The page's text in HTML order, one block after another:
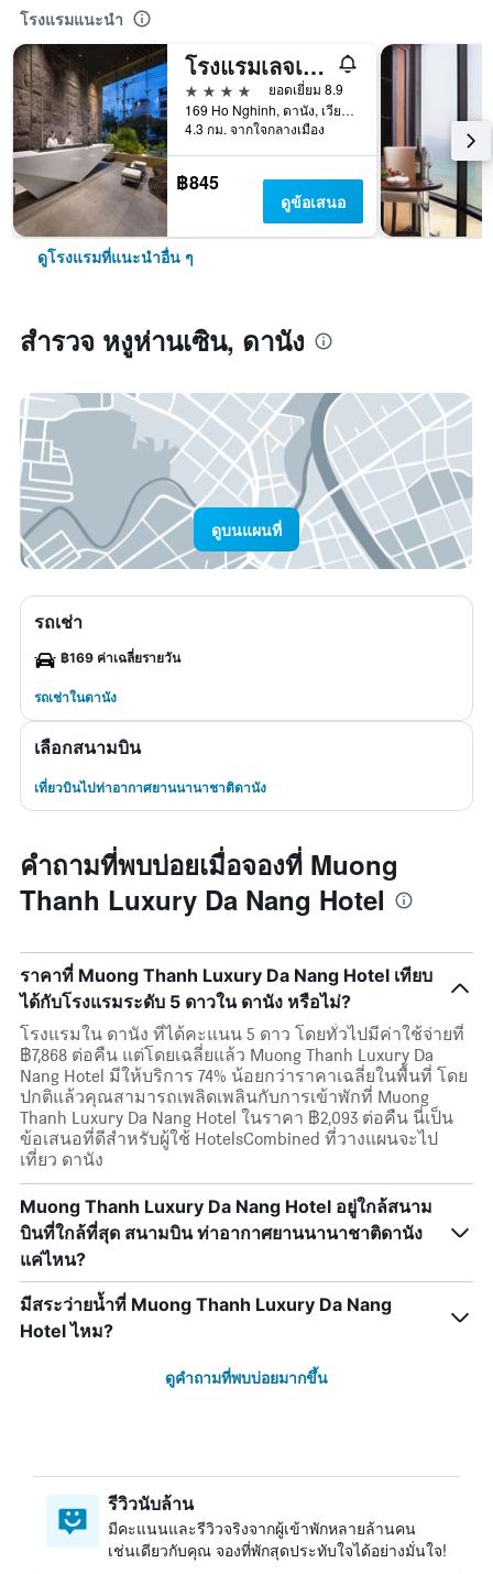
โรงแรมแนะนำ
โรงแรมเลจเอ็นด์ บูทีค
4 ดาว
ยอดเยี่ยม 8.9
169 Ho Nghinh, ดานัง, เวียดนาม
4.3 กม. จากใจกลางเมือง
฿845
ดูข้อเสนอ
ดูโรงแรมที่แนะนำอื่น ๆ
สำรวจ หงูห่านเซิน, ดานัง
ดูบนแผนที่
รถเช่า
฿169 ค่าเฉลี่ยรายวัน
รถเช่าในดานัง
เลือกสนามบิน
เที่ยวบินไปท่าอากาศยานนานาชาติดานัง
คำถามที่พบบ่อยเมื่อจองที่ Muong
Thanh Luxury Da Nang Hotel
ราคาที่ Muong Thanh Luxury Da Nang Hotel เทียบ
ได้กับโรงแรมระดับ 5 ดาวใน ดานัง หรือไม่?
โรงแรมใน ดานัง ที่ได้คะแนน 5 ดาว โดยทั่วไปมีค่าใช้จ่ายที่
฿7,868 ต่อคืน แต่โดยเฉลี่ยแล้ว Muong Thanh Luxury Da
Nang Hotel มีให้บริการ 74% น้อยกว่าราคาเฉลี่ยในพื้นที่ โดย
ปกติแล้วคุณสามารถเพลิดเพลินกับการเข้าพักที่ Muong
Thanh Luxury Da Nang Hotel ในราคา ฿2,093 ต่อคืน นี่เป็น
ข้อเสนอที่ดีสำหรับผู้ใช้ HotelsCombined ที่วางแผนจะไป
เที่ยว ดานัง
Muong Thanh Luxury Da Nang Hotel อยู่ใกล้สนาม
บินที่ใกล้ที่สุด สนามบิน ท่าอากาศยานนานาชาติดานัง
แค่ไหน?
มีสระว่ายน้ำที่ Muong Thanh Luxury Da Nang
Hotel ไหม?
ดูคำถามที่พบบ่อยมากขึ้น
รีวิวนับล้าน
มีคะแนนและรีวิวจริงจากผู้เข้าพักหลายล้านคน
เช่นเดียวกับคุณ จองที่พักสุดประทับใจได้อย่างมั่นใจ!